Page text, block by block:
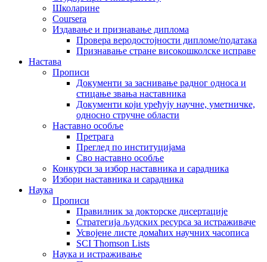
Школарине
Coursera
Издавање и признавање диплома
Провера веродостојности дипломе/података
Признавање стране високошколске исправе
Настава
Прописи
Документи за заснивање радног односа и
стицање звања наставника
Документи који уређују научне, уметничке,
односно стручне области
Наставно особље
Претрага
Преглед по институцијама
Сво наставно особље
Конкурси за избор наставника и сарадника
Избори наставника и сарадника
Наука
Прописи
Правилник за докторске дисертације
Стратегија људских ресурса за истраживаче
Усвојене листе домаћих научних часописа
SCI Thomson Lists
Наука и истраживање